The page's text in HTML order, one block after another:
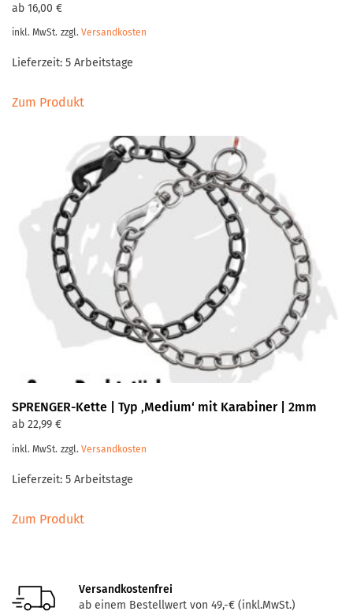
ab 16,00 €
inkl. MwSt. zzgl. Versandkosten
Lieferzeit: 5 Arbeitstage
Zum ProduktProdukt
mehrere
Varianten
auf.
Die
Optionen
können
auf
der
Produktseite
gewählt
werden
SPRENGER-Kette | Typ ‚Medium‘ mit Karabiner | 2mm
ab 22,99 €
inkl. MwSt. zzgl. Versandkosten
Lieferzeit: 5 Arbeitstage
Zum ProduktProdukt
auf.
Versandkostenfrei
ab einem Bestellwert von 49,-€ (inkl.MwSt.)